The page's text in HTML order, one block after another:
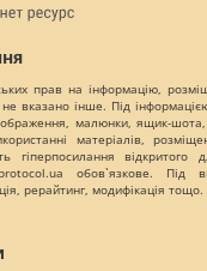
прав на інформацію,
вказано інше. Під
малюнки, ящик-
матеріалів,
гіперпосилання відкритого
обов`язкове. Під
рерайтинг, модифікація тощо.